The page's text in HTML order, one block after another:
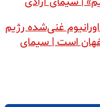
غنی‌شده رژیم
است | سیمای